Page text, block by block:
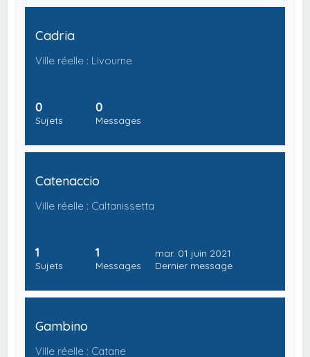
Cadria
Ville réelle : Livourne
0
Sujets
0
Messages
Catenaccio
Ville réelle : Caltanissetta
1
Sujets
1
Messages
mar. 01 juin 2021
Dernier message
Gambino
Ville réelle : Catane